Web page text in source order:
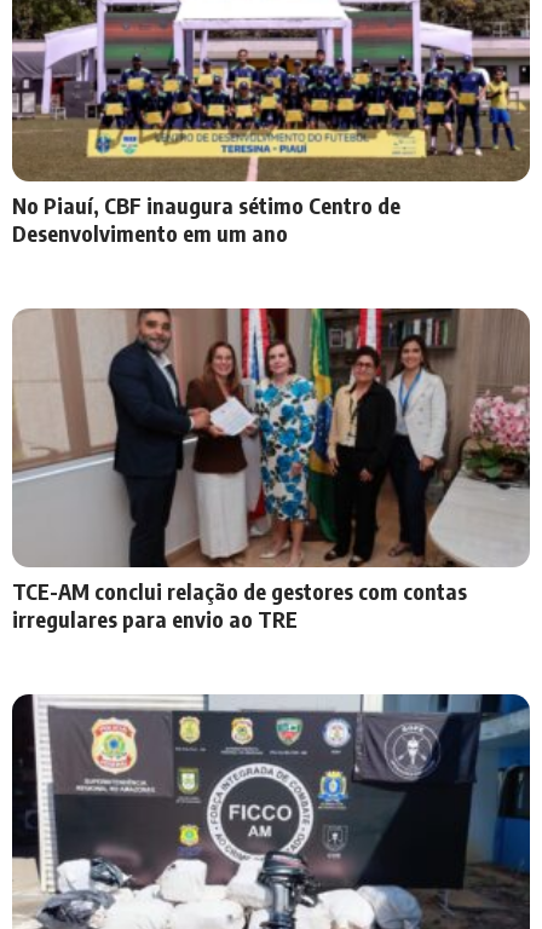
No Piauí, CBF inaugura sétimo Centro de
Desenvolvimento em um ano
TCE-AM conclui relação de gestores com contas
irregulares para envio ao TRE